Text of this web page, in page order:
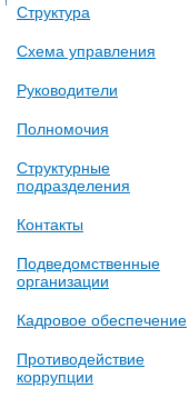
Структура
Схема управления
Руководители
Полномочия
Структурные
подразделения
Контакты
Подведомственные
организации
Кадровое обеспечение
Противодействие
коррупции